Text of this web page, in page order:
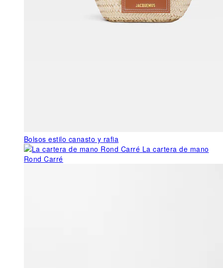
Bolsos estilo canasto y rafia
La cartera de mano
Rond Carré